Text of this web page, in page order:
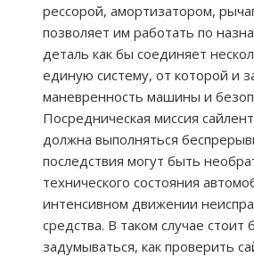
рессорой, амортизатором,
позволяет им работать по
деталь как бы соединяет
единую систему, от которой и
маневренность машины и
Посредническая миссия
должна выполняться
последствия могут быть
технического состояния
интенсивном движении
средства. В таком случае стоит
задумываться, как проверить